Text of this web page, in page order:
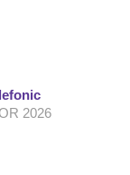
2026